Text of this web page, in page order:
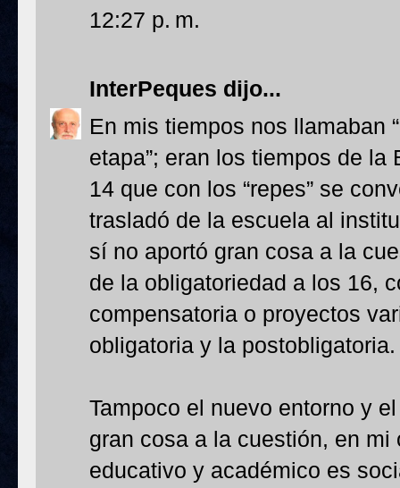
12:27 p. m.
InterPeques dijo...
En mis tiempos nos llamaban
etapa”; eran los tiempos de
14 que con los “repes” se
trasladó de la escuela al
sí no aportó gran cosa a la
de la obligatoriedad a los 16,
compensatoria o proyectos
obligatoria y la postobligatoria.
Tampoco el nuevo entorno y
gran cosa a la cuestión, en
educativo y académico es